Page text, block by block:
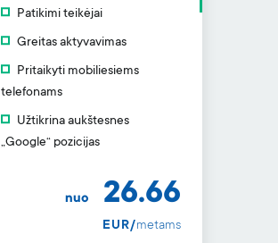
Patikimi teikėjai
Greitas aktyvavimas
Pritaikyti mobiliesiems
telefonams
Užtikrina aukštesnes
„Google“ pozicijas
nuo 26.66
EUR/metams